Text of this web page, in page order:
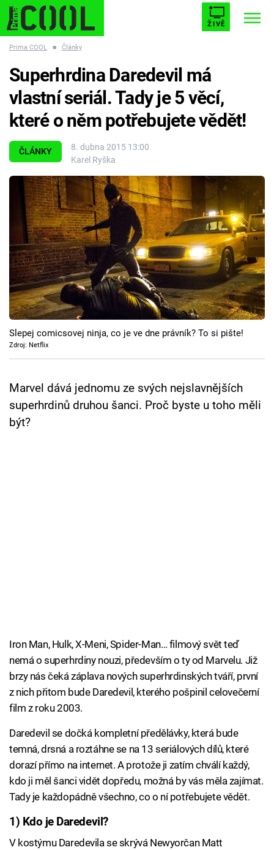
ŽIVĚ
ESCAPE PLNEJ KOTEL AVENGERS 5
Témata
Přihlášení
Sledujte nás
Prima COOL ■ Články
ČLÁNKY
8. dubna 2015 13:00
Karel Ryška
Superhrdina Daredevil má
vlastní seriál. Tady je 5 věcí,
které o něm potřebujete vědět!
Slepej comicsovej ninja, co je ve dne právník? To si pište!
Zdroj: Netflix
Marvel dává jednomu ze svých nejslavnějších
superhrdinů druhou šanci. Proč byste u toho měli
být?
Iron Man, Hulk, X-Meni, Spider-Man… filmový svět teď
nemá o superhrdiny nouzi, především o ty od Marvelu. Již
brzy nás čeká záplava nových superhrdinských tváří, první
z nich přitom bude Daredevil, kterého pošpinil celovečerní
film z roku 2003.
Daredevil se dočká kompletní předělávky, která bude
temná, drsná a roztáhne se na 13 seriálových dílů, které
dorazí přímo na internet. A protože ji zatím chválí každý,
kdo ji měl šanci vidět dopředu, možná by vás měla zajímat.
Tady je každopádně všechno, co o ní potřebujete vědět.
1) Kdo je Daredevil?
V kostýmu Daredevila se skrývá Newyorčan Matt